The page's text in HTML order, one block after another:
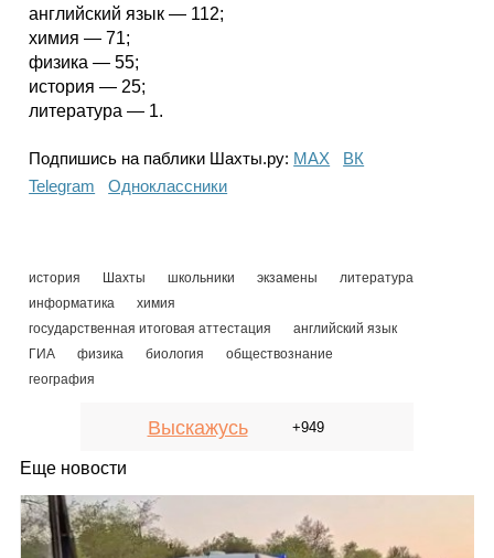
английский язык — 112;
химия — 71;
физика — 55;
история — 25;
литература — 1.
Подпишись на паблики Шахты.ру: МАХ
ВК
Telegram
Одноклассники
история Шахты школьники экзамены
литература
информатика
химия
государственная итоговая аттестация
английский язык
ГИА
физика биология
обществознание
география
Выскажусь +949
Еще новости